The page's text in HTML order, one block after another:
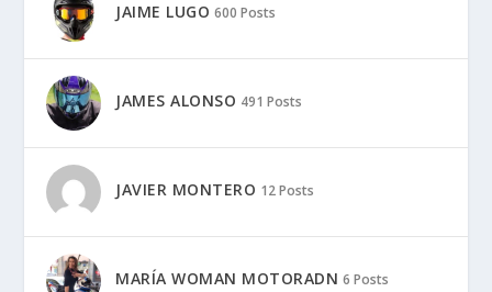
JAIME LUGO 600 Posts
JAMES ALONSO 491 Posts
JAVIER MONTERO 12 Posts
MARÍA WOMAN MOTORADN 6 Posts